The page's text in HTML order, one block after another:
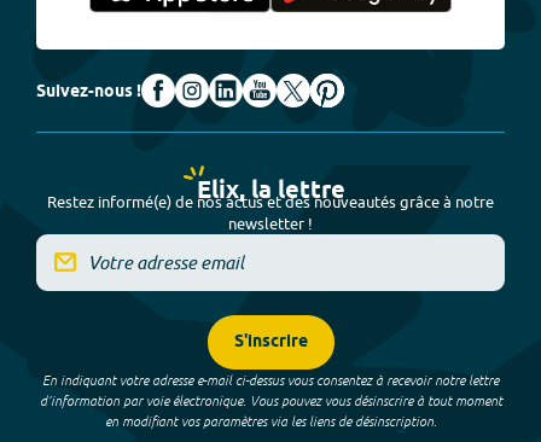
Suivez-nous !
Elix, la lettre
Restez informé(e) de nos actus et des nouveautés grâce à notre
newsletter !
S'inscrire
En indiquant votre adresse e-mail ci-dessus vous consentez à recevoir notre lettre
d’information par voie électronique. Vous pouvez vous désinscrire à tout moment
en modifiant vos paramètres via les liens de désinscription.